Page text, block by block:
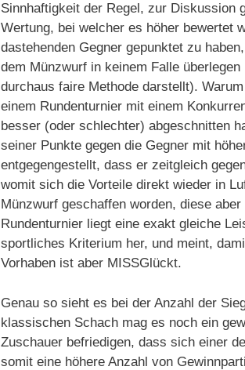
Sinnhaftigkeit der Regel, zur Diskussion
Wertung, bei welcher es höher bewertet
dastehenden Gegner gepunktet zu
dem Münzwurf in keinem Falle
durchaus faire Methode darstellt).
einem Rundenturnier mit einem
besser (oder schlechter) abgeschnitten
seiner Punkte gegen die Gegner mit
entgegengestellt, dass er zeitgleich
womit sich die Vorteile direkt wieder in
Münzwurf geschaffen worden, diese
Rundenturnier liegt eine exakt gleiche
sportliches Kriterium her, und meint,
Vorhaben ist aber MISSGlückt.
Genau so sieht es bei der Anzahl der
klassischen Schach mag es noch ein
Zuschauer befriedigen, dass sich einer
somit eine höhere Anzahl von